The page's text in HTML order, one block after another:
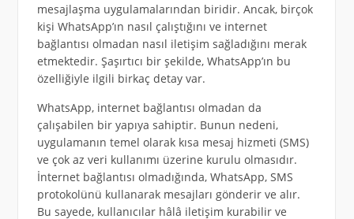
mesajlaşma uygulamalarından biridir. Ancak, birçok
kişi WhatsApp’ın nasıl çalıştığını ve internet
bağlantısı olmadan nasıl iletişim sağladığını merak
etmektedir. Şaşırtıcı bir şekilde, WhatsApp’ın bu
özelliğiyle ilgili birkaç detay var.
WhatsApp, internet bağlantısı olmadan da
çalışabilen bir yapıya sahiptir. Bunun nedeni,
uygulamanın temel olarak kısa mesaj hizmeti (SMS)
ve çok az veri kullanımı üzerine kurulu olmasıdır.
İnternet bağlantısı olmadığında, WhatsApp, SMS
protokolünü kullanarak mesajları gönderir ve alır.
Bu sayede, kullanıcılar hâlâ iletişim kurabilir ve